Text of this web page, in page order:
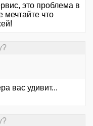
это проблема в
мечтайте что
вас удивит...